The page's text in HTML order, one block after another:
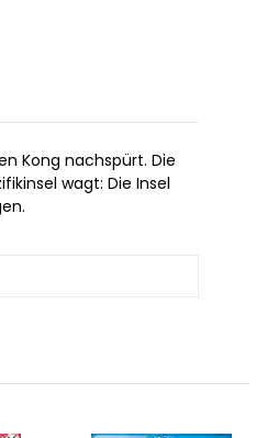
Kong nachspürt. Die
wagt: Die Insel